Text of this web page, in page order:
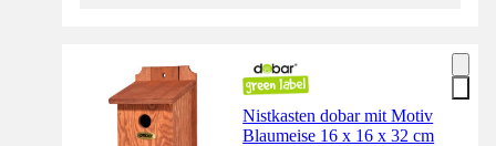
Nistkasten dobar mit Motiv
Blaumeise 16 x 16 x 32 cm